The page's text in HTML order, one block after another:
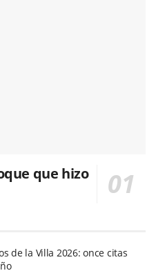
que hizo
de la Villa 2026: once citas